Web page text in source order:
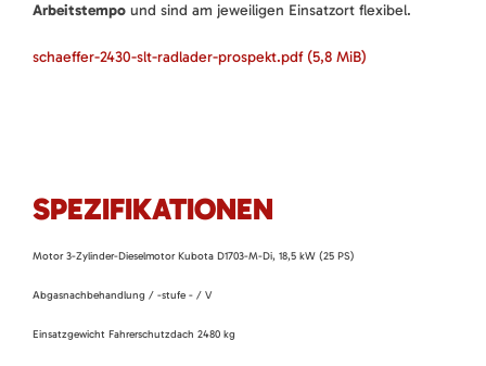
Arbeitstempo und sind am jeweiligen Einsatzort flexibel.
schaeffer-2430-slt-radlader-prospekt.pdf (5,8 MiB)
SPEZIFIKATIONEN
Motor 3-Zylinder-Dieselmotor Kubota D1703-M-Di, 18,5 kW (25 PS)
Abgasnachbehandlung / -stufe - / V
Einsatzgewicht Fahrerschutzdach 2480 kg